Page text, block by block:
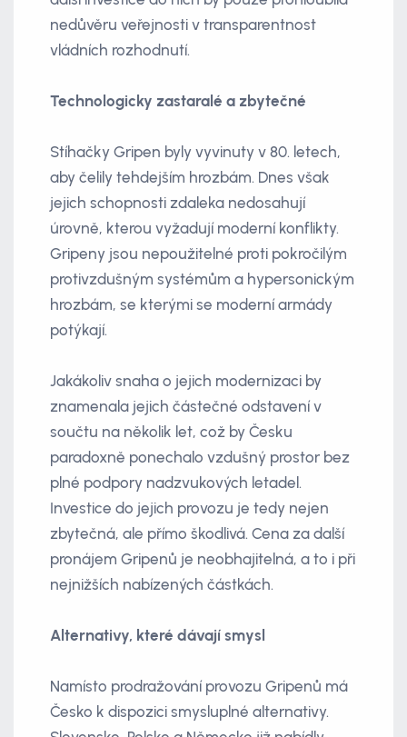
nedůvěru veřejnosti v transparentnost
vládních rozhodnutí.
Technologicky zastaralé a zbytečné
Stíhačky Gripen byly vyvinuty v 80. letech,
aby čelily tehdejším hrozbám. Dnes však
jejich schopnosti zdaleka nedosahují
úrovně, kterou vyžadují moderní konflikty.
Gripeny jsou nepoužitelné proti pokročilým
protivzdušným systémům a hypersonickým
hrozbám, se kterými se moderní armády
potýkají.
Jakákoliv snaha o jejich modernizaci by
znamenala jejich částečné odstavení v
součtu na několik let, což by Česku
paradoxně ponechalo vzdušný prostor bez
plné podpory nadzvukových letadel.
Investice do jejich provozu je tedy nejen
zbytečná, ale přímo škodlivá. Cena za další
pronájem Gripenů je neobhajitelná, a to i při
nejnižších nabízených částkách.
Alternativy, které dávají smysl
Namísto prodražování provozu Gripenů má
Česko k dispozici smysluplné alternativy.